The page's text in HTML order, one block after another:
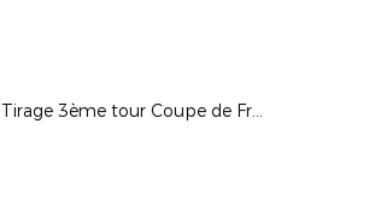
Tirage 3ème tour Coupe de France